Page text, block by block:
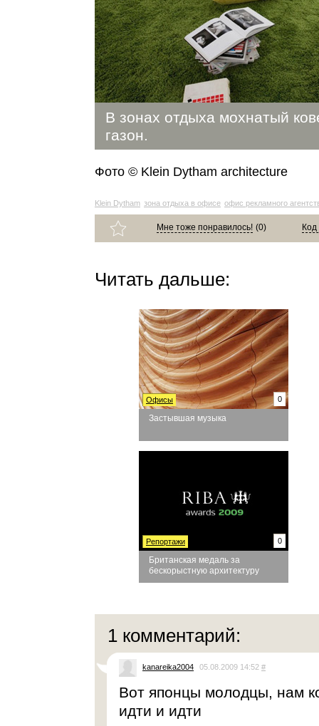
В зонах отдыха мохнатый
газон.
Фото © Klein Dytham architecture
Klein Dytham зона отдыха в офисе офис рекламного
Мне тоже понравилось! (0) Код
Читать дальше:
Застывшая музыка
0
Офисы
Британская медаль за
бескорыстную архитектуру
0
Репортажи
1 комментарий:
kanareika2004 05.08.2009 14:52 #
Вот японцы молодцы, нам
идти и идти